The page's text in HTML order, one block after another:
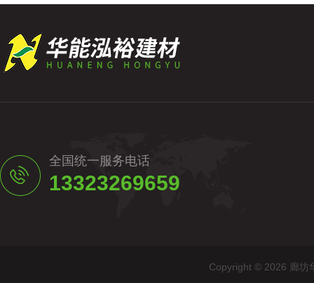
全国统一服务电话
13323269659
Copyright © 2026 廊